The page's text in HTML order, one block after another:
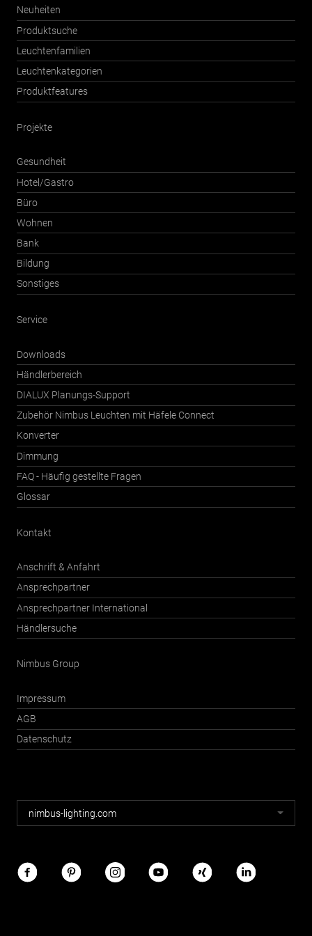
Neuheiten
Produktsuche
Leuchtenfamilien
Leuchtenkategorien
Produktfeatures
Projekte
Gesundheit
Hotel/Gastro
Büro
Wohnen
Bank
Bildung
Sonstiges
Service
Downloads
Händlerbereich
DIALUX Planungs-Support
Zubehör Nimbus Leuchten mit Häfele Connect
Konverter
Dimmung
FAQ - Häufig gestellte Fragen
Glossar
Kontakt
Anschrift & Anfahrt
Ansprechpartner
Ansprechpartner International
Händlersuche
Nimbus Group
Impressum
AGB
Datenschutz
Nimbus
Webseiten
nimbus-lighting.com
Nimbus
im